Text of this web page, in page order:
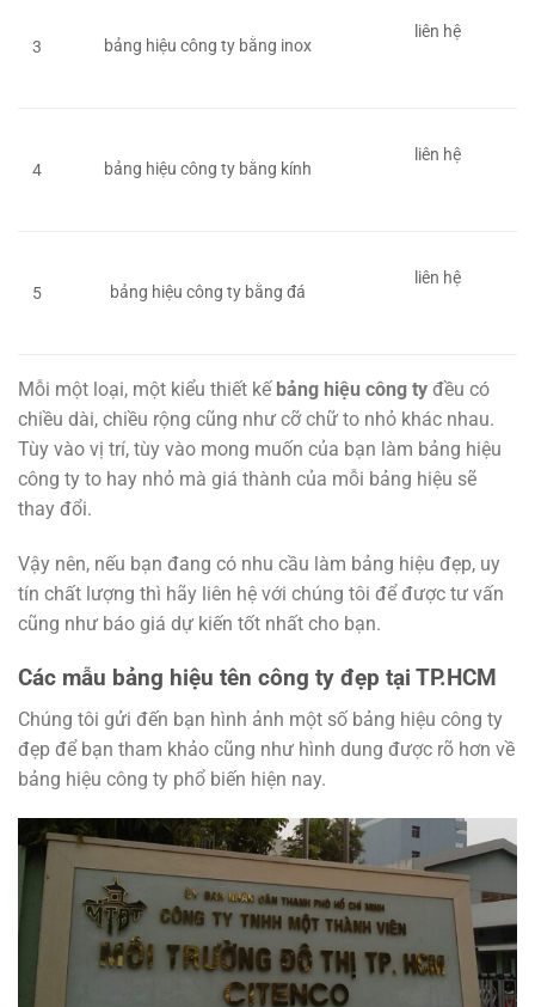
3 bảng hiệu công ty bằng inox
liên hệ
4 bảng hiệu công ty bằng kính
liên hệ
5 bảng hiệu công ty bằng đá
liên hệ
Mỗi một loại, một kiểu thiết kếbảng hiệu công ty đều có
chiều dài, chiều rộng cũng như cỡ chữ to nhỏ khác nhau.
Tùy vào vị trí, tùy vào mong muốn của bạn làm bảng hiệu
công ty to hay nhỏ mà giá thành của mỗi bảng hiệu sẽ
thay đổi.
Vậy nên, nếu bạn đang có nhu cầu làm bảng hiệu đẹp, uy
tín chất lượng thì hãy liên hệ với chúng tôi để được tư vấn
cũng như báo giá dự kiến tốt nhất cho bạn.
Các mẫu bảng hiệu tên công ty đẹp tại TP.HCM
Chúng tôi gửi đến bạn hình ảnh một số bảng hiệu công ty
đẹp để bạn tham khảo cũng như hình dung được rõ hơn về
bảng hiệu công ty phổ biến hiện nay.